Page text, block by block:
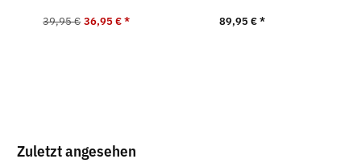
39,95 € 36,95 €* 89,95 €*
Zuletzt angesehen